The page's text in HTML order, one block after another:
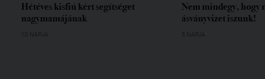
Hétéves kisfiú kért segítséget
nagymamájának
10 NAPJA
Nem mindegy, hogy
ásványvizet iszunk!
5 NAPJA